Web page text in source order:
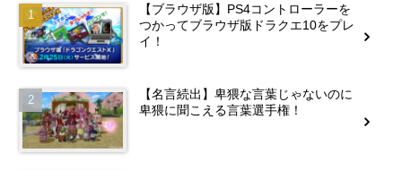
【ブラウザ版】PS4コントローラーを
つかってブラウザ版ドラクエ10をプレ
イ！
【名言続出】卑猥な言葉じゃないのに
卑猥に聞こえる言葉選手権！